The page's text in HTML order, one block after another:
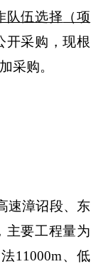
队伍选择 （项
开采购，现根
采购。
速漳诏段、东
主要工程量为
11000m、低